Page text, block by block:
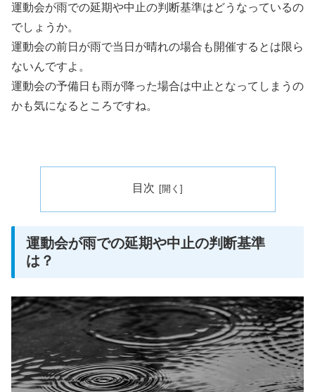
運動会が雨での延期や中止の判断基準はどうなっているの
でしょうか。
運動会の前日が雨で当日が晴れの場合も開催するとは限ら
ないんですよ。
運動会の予備日も雨が降った場合は中止となってしまうの
かも気になるところですね。
目次
運動会が雨での延期や中止の判断基準
は？